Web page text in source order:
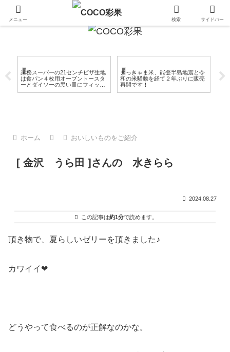
金沢 加賀 能登のおいしいもの
日々のこと
業務スーパーの21センチピザ生地
は食パン４枚用オーブントースタ
ーとダイソーの黒い皿にフィッ
おいしいものをご紹介
まっきゃま米、能登半島地震と令
和の米騒動を経て２年ぶりに販売
再開です！
石
ま
ホーム おいしいものをご紹介
[ 金沢 うら田 ]さんの 水きらら
2024.08.27
この記事は約1分で読めます。
頂き物で、夏らしいゼリーを頂きました♪
カワイイ❤
どうやって食べるのが正解なのかな。
メニュー 検索 サイドバー